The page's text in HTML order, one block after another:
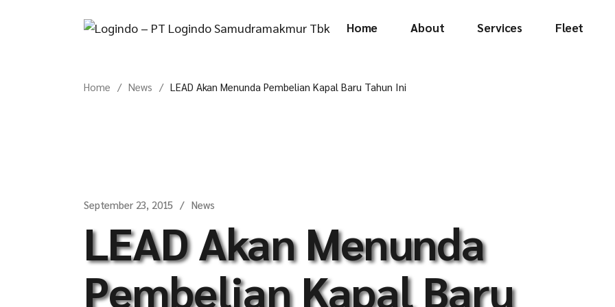
Home About Services Fleet
Contact
Home News LEAD Akan Menunda Pembelian Kapal Baru Tahun Ini
September 23, 2015 News
LEAD Akan Menunda
Pembelian Kapal Baru